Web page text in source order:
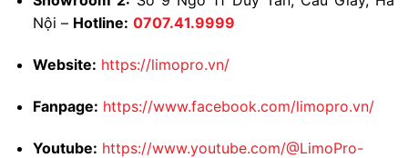
Nội – Hotline: 0707.41.9999
Website: https://limopro.vn/
Fanpage: https://www.facebook.com/limopro.vn/
Youtube: https://www.youtube.com/@LimoPro-